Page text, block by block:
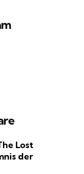
Lost
der